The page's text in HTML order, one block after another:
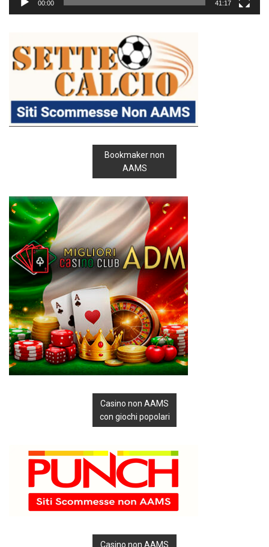
00:00 41:17
Bookmaker non
AAMS
Casino non AAMS
con giochi popolari
Casino non AAMS